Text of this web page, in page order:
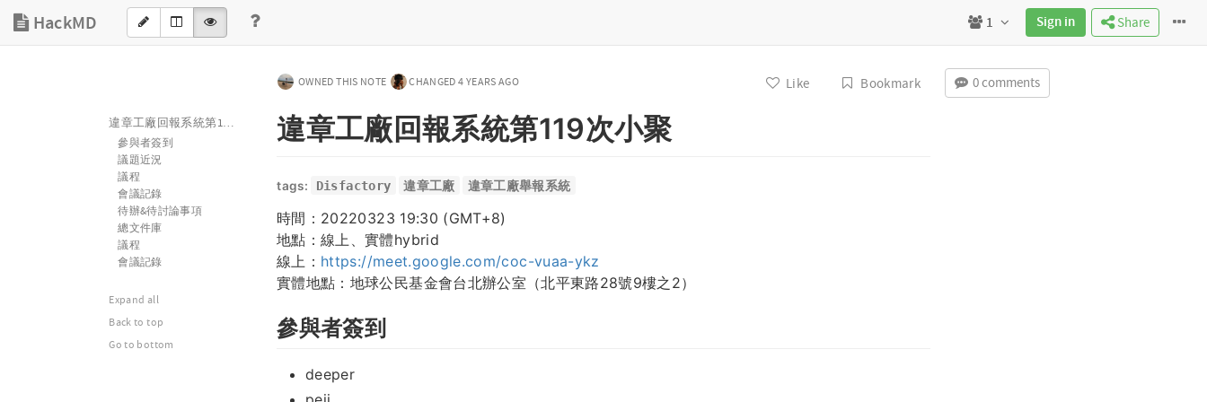
HackMD Share
1 Sign in
OWNED THIS NOTE CHANGED 4 YEARS AGO Like Bookmark 0 comments
違章工廠回報系統第119次小聚
tags: Disfactory 違章工廠 違章工廠舉報系統
時間：20220323 19:30 (GMT+8)
地點：線上、實體hybrid
線上： https://meet.google.com/coc-vuaa-ykz
實體地點：地球公民基金會台北辦公室（北平東路28號9樓之2）
參與者簽到
deeper
違章工廠回報系統第119次小聚
參與者簽到
議題近況
議程
會議記錄
待辦&待討論事項
總文件庫
議程
會議記錄
Expand all
Back to top
Go to bottom